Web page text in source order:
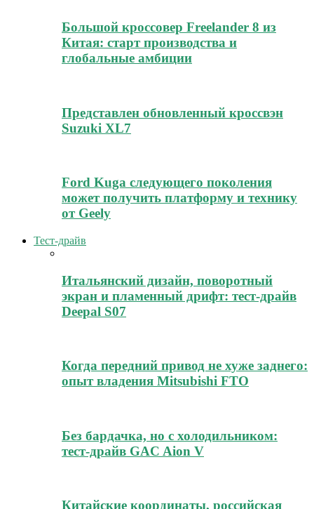
Большой кроссовер Freelander 8 из
Китая: старт производства и
глобальные амбиции
Представлен обновленный кроссвэн
Suzuki XL7
Ford Kuga следующего поколения
может получить платформу и технику
от Geely
Тест-драйв
Итальянский дизайн, поворотный
экран и пламенный дрифт: тест-драйв
Deepal S07
Когда передний привод не хуже заднего:
опыт владения Mitsubishi FTO
Без бардачка, но с холодильником:
тест-драйв GAC Aion V
Китайские координаты, российская